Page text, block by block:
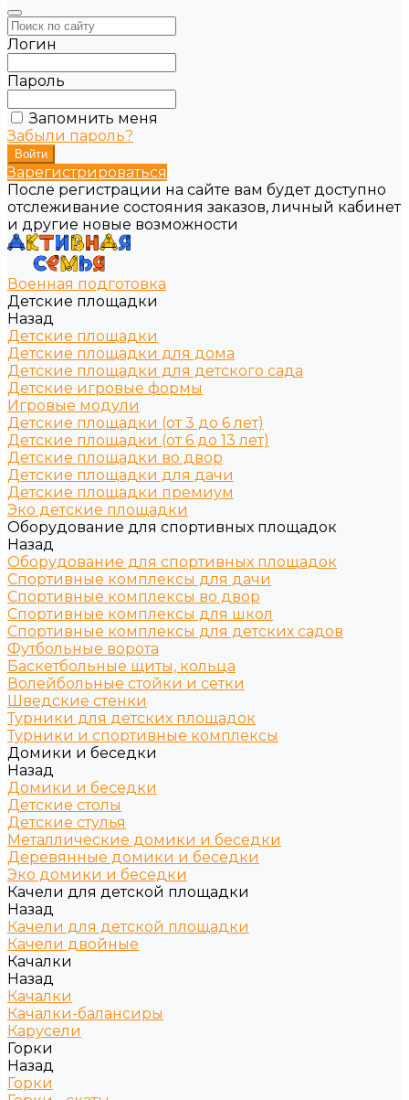
Логин
Пароль
Запомнить меня
Забыли пароль?
Зарегистрироваться
После регистрации на сайте вам будет доступно
отслеживание состояния заказов, личный кабинет
и другие новые возможности
Военная подготовка
Детские площадки
Назад
Детские площадки
Детские площадки для дома
Детские площадки для детского сада
Детские игровые формы
Игровые модули
Детские площадки (от 3 до 6 лет)
Детские площадки (от 6 до 13 лет)
Детские площадки во двор
Детские площадки для дачи
Детские площадки премиум
Эко детские площадки
Оборудование для спортивных площадок
Назад
Оборудование для спортивных площадок
Спортивные комплексы для дачи
Спортивные комплексы во двор
Спортивные комплексы для школ
Спортивные комплексы для детских садов
Футбольные ворота
Баскетбольные щиты, кольца
Волейбольные стойки и сетки
Шведские стенки
Турники для детских площадок
Турники и спортивные комплексы
Домики и беседки
Назад
Домики и беседки
Детские столы
Детские стулья
Металлические домики и беседки
Деревянные домики и беседки
Эко домики и беседки
Качели для детской площадки
Назад
Качели для детской площадки
Качели двойные
Качалки
Назад
Качалки
Качалки-балансиры
Карусели
Горки
Назад
Горки